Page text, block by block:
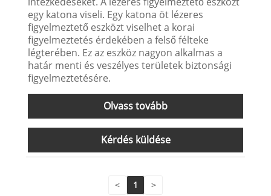
egy katona viseli. Egy katona öt lézeres
figyelmeztető eszközt viselhet a korai
figyelmeztetés érdekében a felső félteke
légterében. Ez az eszköz nagyon alkalmas a
határ menti és veszélyes területek biztonsági
figyelmeztetésére.
Olvass tovább
Kérdés küldése
< 1 >